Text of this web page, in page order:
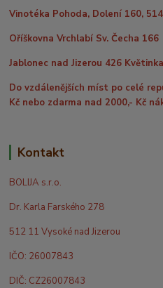
Vinotéka Pohoda, Dolení 160,
Oříškovna Vrchlabí Sv. Čecha 166
Jablonec nad Jizerou 426
Do vzdálenějších míst po celé
Kč nebo zdarma nad 2000,- Kč
Kontakt
BOLIJA s.r.o.
Dr. Karla Farského 278
512 11 Vysoké nad Jizerou
IČO: 26007843
DIČ: CZ26007843